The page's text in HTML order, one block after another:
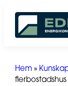
Hoppa
innehåll
Hem »